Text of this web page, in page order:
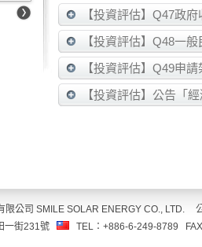
【投資評估】Q47政
【投資評估】Q48一
【投資評估】Q49申
【投資評估】公告「
公司 SMILE SOLAR ENERGY CO., LTD.
一街231號
TEL：+886-6-249-8789